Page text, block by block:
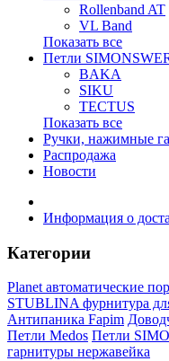
Rollenband AT
VL Band
Показать все
Петли
BAKA
SIKU
TECTUS
Показать все
Ручки, нажимные
Распродажа
Новости
Информация о
Категории
Planet автоматические
STUBLINA фурнитура
Антипаника Fapim
Петли Medos Петли
гарнитуры нержавейка